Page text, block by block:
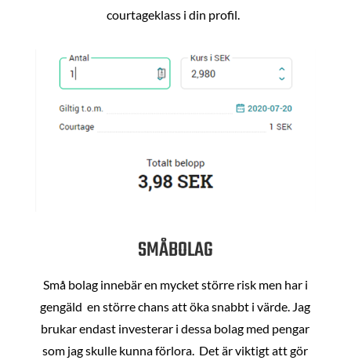
courtageklass i din profil.
SMÅBOLAG
Små bolag innebär en mycket större risk men har i
gengäld en större chans att öka snabbt i värde. Jag
brukar endast investerar i dessa bolag med pengar
som jag skulle kunna förlora. Det är viktigt att gör